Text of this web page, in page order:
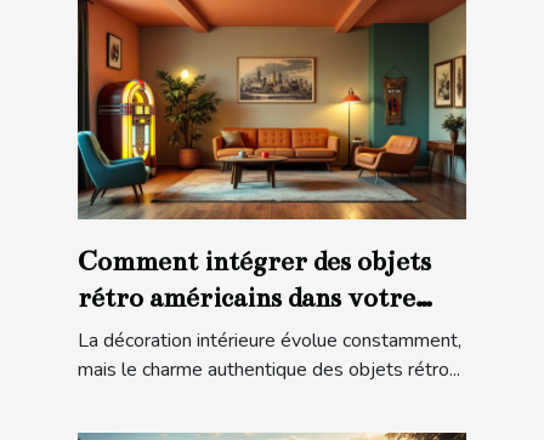
Comment intégrer des objets
rétro américains dans votre
décoration moderne ?
La décoration intérieure évolue constamment,
mais le charme authentique des objets rétro...